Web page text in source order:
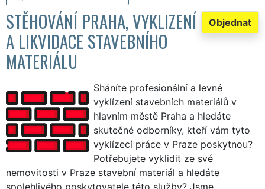
Objednat
STĚHOVÁNÍ PRAHA, VYKLIZENÍ
A LIKVIDACE STAVEBNÍHO
MATERIÁLU
Sháníte profesionální a levné
vyklízení stavebních materiálů v
hlavním městě Praha a hledáte
skutečné odborníky, kteří vám tyto
vyklízecí práce v Praze poskytnou?
Potřebujete vyklidit ze své
nemovitosti v Praze stavební materiál a hledáte
spolehlivého poskytovatele této služby? Jsme